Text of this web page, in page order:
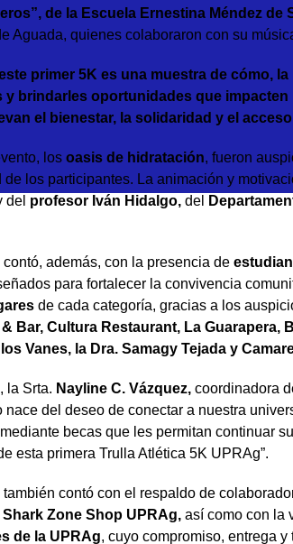
, de la Escuela Ernestina Méndez de
Aguada, quienes colaboraron con su
primer 5K es una muestra de cómo,
y brindarles oportunidades que
el bienestar, la solidaridad y el
losoasis de hidratación, fueron
de los participantes. La animación y
del profesor Iván Hidalgo,del
contó, además, con la presencia de
para fortalecer la convivencia
de cada categoría, gracias a los
Bar, Cultura Restaurant, La
Vanes, la Dra. Samagy Tejada y
la Srta. Nayline C. Vázquez,coordinadora
nace del deseo de conectar a nuestra
becas que les permitan continuar
esta primera Trulla Atlética 5K UPRAg”.
también contó con el respaldo de
Zone Shop UPRAg,así como con la
de la UPRAg, cuyo compromiso, entrega